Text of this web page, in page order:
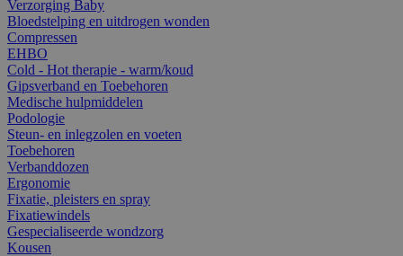
Verzorging Baby
Bloedstelping en uitdrogen wonden
Compressen
EHBO
Cold - Hot therapie - warm/koud
Gipsverband en Toebehoren
Medische hulpmiddelen
Podologie
Steun- en inlegzolen en voeten
Toebehoren
Verbanddozen
Ergonomie
Fixatie, pleisters en spray
Fixatiewindels
Gespecialiseerde wondzorg
Kousen